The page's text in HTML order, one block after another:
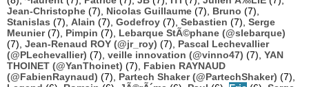
Jean-Christophe (7), Nicolas Guillaume (7), Bruno (7),
Stanislas (7), Alain (7), Godefroy (7), Sebastien (7), Serge
Meunier(7), Pimpin (7), Lebarque StÃ©phane (@slebarque)
(7), Jean-Renaud ROY (@jr_roy) (7), Pascal Lechevallier
(@PLechevallier) (7), veille innovation (@vinno47) (7), YAN
THOINET (@YanThoinet) (7), Fabien RAYNAUD
(@FabienRaynaud) (7), Partech Shaker (@PartechShaker) (7),